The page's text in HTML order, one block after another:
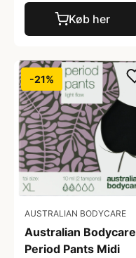
Køb her
-21%
AUSTRALIAN BODYCARE
Australian Bodycare
Period Pants Midi